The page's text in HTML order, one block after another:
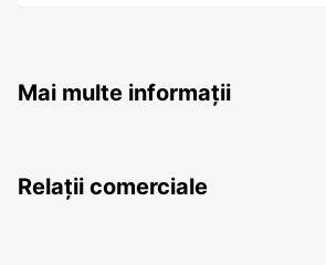
Mai multe informații
Relații comerciale